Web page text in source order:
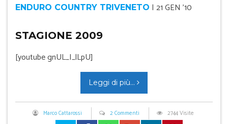
ENDURO COUNTRY TRIVENETO | 21 GEN '10
STAGIONE 2009
[youtube gnUL_I_lLpU]
Leggi di più...
Marco Cattarossi 2 Commenti 2744 Visite